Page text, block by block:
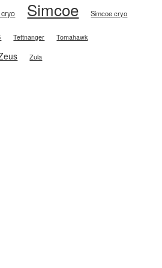
Simcoe Simcoe cryo
Tettnanger Tomahawk
Zula